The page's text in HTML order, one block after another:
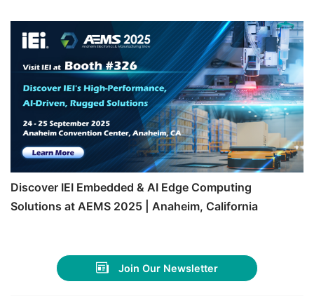
Discover IEI Embedded & AI Edge Computing
Solutions at AEMS 2025 | Anaheim, California
Join Our Newsletter